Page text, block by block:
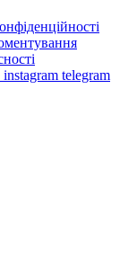
instagram telegram